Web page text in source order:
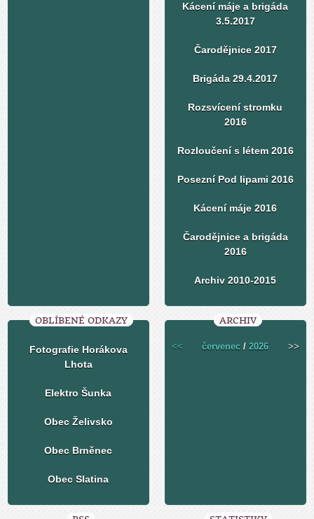
Kácení máje a brigáda
3.5.2017
Čarodějnice 2017
Brigáda 29.4.2017
Rozsvícení stromku
2016
Rozloučení s létem 2016
Posezní Pod lipami 2016
Kácení máje 2016
Čarodějnice a brigáda
2016
Archiv 2010-2015
OBLÍBENÉ ODKAZY
Fotografie Horákova
Lhota
Elektro Šunka
Obec Želivsko
Obec Brněnec
Obec Slatina
ARCHIV
<< červenec /2026 >>